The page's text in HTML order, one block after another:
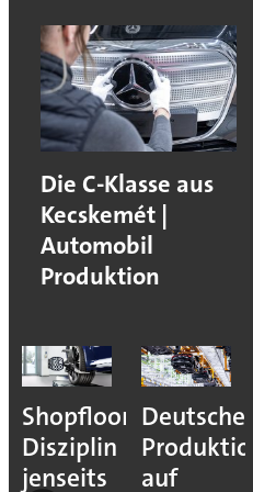
Die C-Klasse aus
Kecskemét |
Automobil
Produktion
Shopfloor-
Disziplin
jenseits
Deutsche
auf